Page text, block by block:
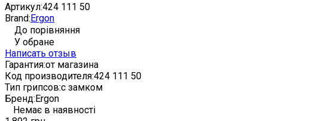
Артикул:424 111 50
Brand:Ergon
До порівняння
У обране
Написать отзыв
Гарантия:от магазина
Код производителя:424 111 50
Тип грипсов:с замком
Бренд:Ergon
Немає в наявності